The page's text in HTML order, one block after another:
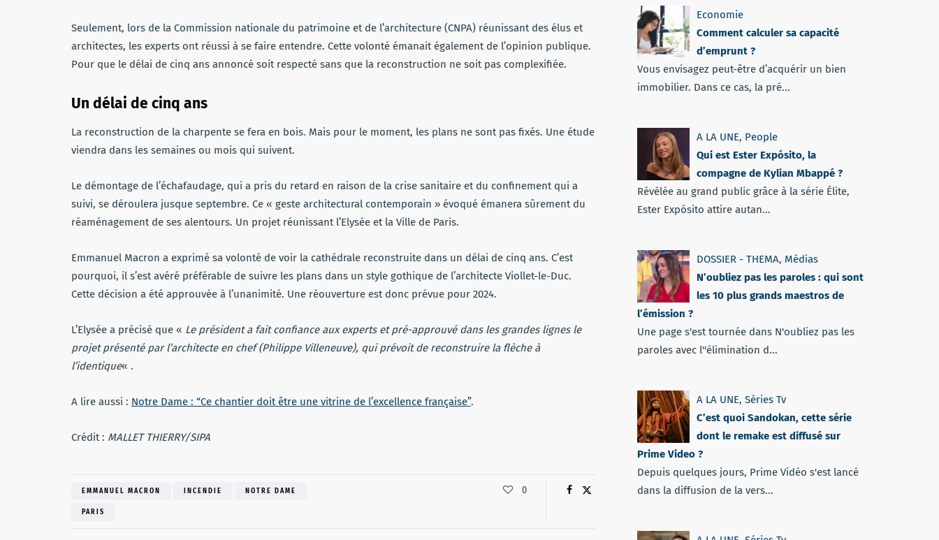
Seulement, lors de la Commission nationale du patrimoine et de l’architecture (CNPA) réunissant des élus et
architectes, les experts ont réussi à se faire entendre. Cette volonté émanait également de l’opinion publique.
Pour que le délai de cinq ans annoncé soit respecté sans que la reconstruction ne soit pas complexifiée.
Un délai de cinq ans
La reconstruction de la charpente se fera en bois. Mais pour le moment, les plans ne sont pas fixés. Une étude
viendra dans les semaines ou mois qui suivent.
Le démontage de l’échafaudage, qui a pris du retard en raison de la crise sanitaire et du confinement qui a
suivi, se déroulera jusque septembre. Ce « geste architectural contemporain » évoqué émanera sûrement du
réaménagement de ses alentours. Un projet réunissant l’Elysée et la Ville de Paris.
Emmanuel Macron a exprimé sa volonté de voir la cathédrale reconstruite dans un délai de cinq ans. C’est
pourquoi, il s’est avéré préférable de suivre les plans dans un style gothique de l’architecte Viollet-le-Duc.
Cette décision a été approuvée à l’unanimité. Une réouverture est donc prévue pour 2024.
L’Elysée a précisé que « Le président a fait confiance aux experts et pré-approuvé dans les grandes lignes le
projet présenté par l’architecte en chef (Philippe Villeneuve), qui prévoit de reconstruire la flèche à
l’identique« .
A lire aussi : Notre Dame : “Ce chantier doit être une vitrine de l’excellence française”.
Crédit : MALLET THIERRY/SIPA
EMMANUEL MACRON INCENDIE NOTRE DAME
PARIS
0
Economie
Comment calculer sa capacité
d’emprunt ?
Vous envisagez peut-être d’acquérir un bien
immobilier. Dans ce cas, la pré...
A LA UNE, People
Qui est Ester Expósito, la
compagne de Kylian Mbappé ?
Révélée au grand public grâce à la série Élite,
Ester Expósito attire autan...
DOSSIER - THEMA, Médias
N’oubliez pas les paroles : qui sont
les 10 plus grands maestros de
l’émission ?
Une page s'est tournée dans N'oubliez pas les
paroles avec l''élimination d...
A LA UNE, Séries Tv
C’est quoi Sandokan, cette série
dont le remake est diffusé sur
Prime Video ?
Depuis quelques jours, Prime Vidéo s'est lancé
dans la diffusion de la vers...